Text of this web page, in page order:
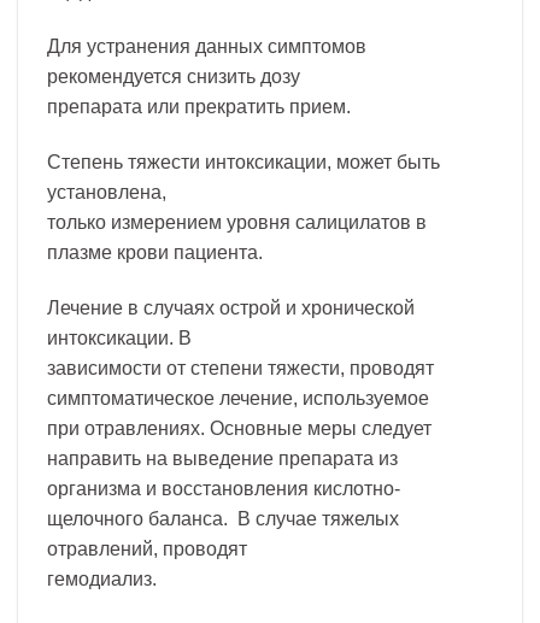
Для устранения данных симптомов
рекомендуется снизить дозу
препарата или прекратить прием.
Степень тяжести интоксикации, может быть
установлена,
только измерением уровня салицилатов в
плазме крови пациента.
Лечение в случаях острой и хронической
интоксикации. В
зависимости от степени тяжести, проводят
симптоматическое лечение, используемое
при отравлениях. Основные меры следует
направить на выведение препарата из
организма и восстановления кислотно-
щелочного баланса. В случае тяжелых
отравлений, проводят
гемодиализ.